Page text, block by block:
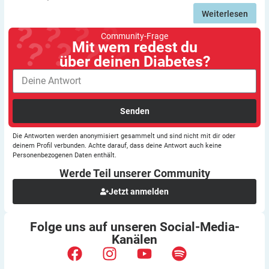
Weiterlesen
Community-Frage
Mit wem redest du
über deinen Diabetes?
Senden
Die Antworten werden anonymisiert gesammelt und sind nicht mit dir oder
deinem Profil verbunden. Achte darauf, dass deine Antwort auch keine
Personenbezogenen Daten enthält.
Werde Teil unserer Community
Jetzt anmelden
Folge uns auf unseren Social-Media-
Kanälen